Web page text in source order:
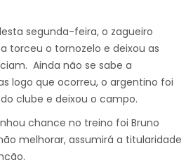
segunda-feira, o zagueiro
torceu o tornozelo e deixou as
Ainda não se sabe a
logo que ocorreu, o argentino foi
clube e deixou o campo.
chance no treino foi Bruno
melhorar, assumirá a titularidade